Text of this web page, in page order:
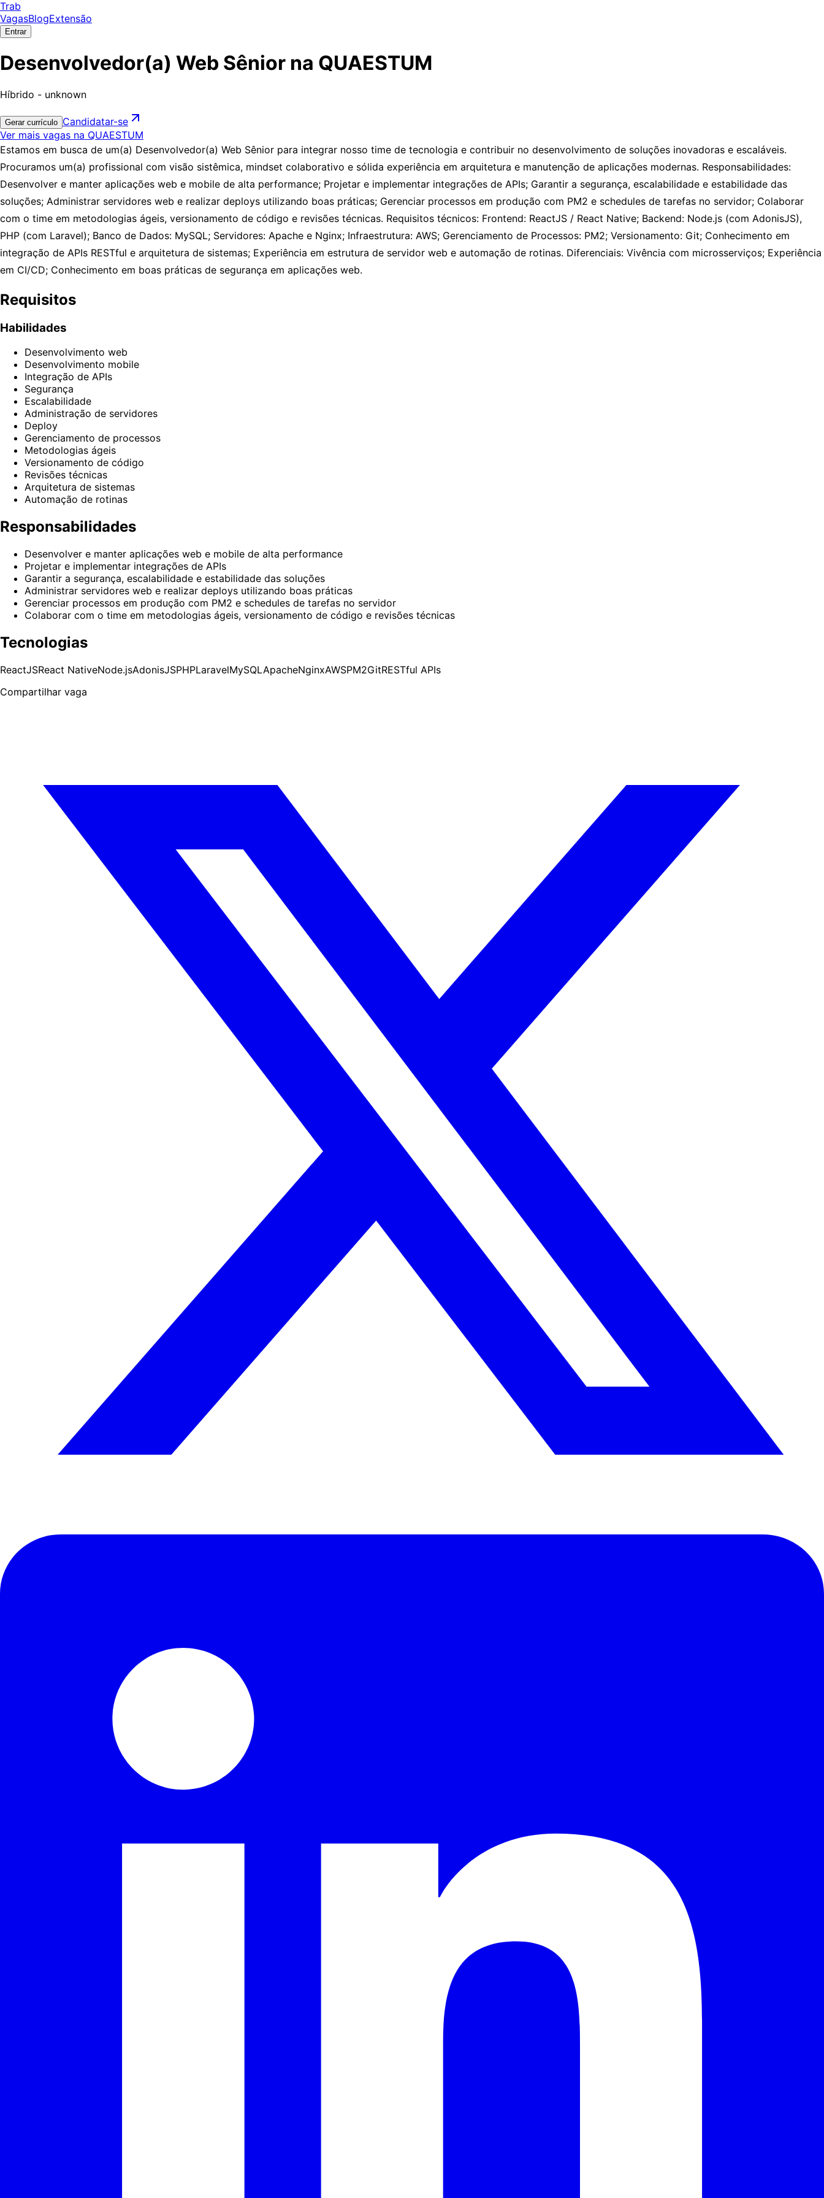
Trab
VagasBlogExtensão
Entrar
Desenvolvedor(a) Web Sênior na QUAESTUM
Híbrido - unknown
Gerar currículo Candidatar-se
Ver mais vagas na QUAESTUM
Estamos em busca de um(a) Desenvolvedor(a) Web Sênior para integrar nosso time de tecnologia e contribuir no desenvolvimento de soluções inovadoras e escaláveis.
Procuramos um(a) profissional com visão sistêmica, mindset colaborativo e sólida experiência em arquitetura e manutenção de aplicações modernas. Responsabilidades:
Desenvolver e manter aplicações web e mobile de alta performance; Projetar e implementar integrações de APIs; Garantir a segurança, escalabilidade e estabilidade das
soluções; Administrar servidores web e realizar deploys utilizando boas práticas; Gerenciar processos em produção com PM2 e schedules de tarefas no servidor; Colaborar
com o time em metodologias ágeis, versionamento de código e revisões técnicas. Requisitos técnicos: Frontend: ReactJS / React Native; Backend: Node.js (com AdonisJS),
PHP (com Laravel); Banco de Dados: MySQL; Servidores: Apache e Nginx; Infraestrutura: AWS; Gerenciamento de Processos: PM2; Versionamento: Git; Conhecimento em
integração de APIs RESTful e arquitetura de sistemas; Experiência em estrutura de servidor web e automação de rotinas. Diferenciais: Vivência com microsserviços; Experiência
em CI/CD; Conhecimento em boas práticas de segurança em aplicações web.
Requisitos
Habilidades
Desenvolvimento web
Desenvolvimento mobile
Integração de APIs
Segurança
Escalabilidade
Administração de servidores
Deploy
Gerenciamento de processos
Metodologias ágeis
Versionamento de código
Revisões técnicas
Arquitetura de sistemas
Automação de rotinas
Responsabilidades
Desenvolver e manter aplicações web e mobile de alta performance
Projetar e implementar integrações de APIs
Garantir a segurança, escalabilidade e estabilidade das soluções
Administrar servidores web e realizar deploys utilizando boas práticas
Gerenciar processos em produção com PM2 e schedules de tarefas no servidor
Colaborar com o time em metodologias ágeis, versionamento de código e revisões técnicas
Tecnologias
ReactJSReact NativeNode.jsAdonisJSPHPLaravelMySQLApacheNginxAWSPM2GitRESTful APIs
Compartilhar vaga